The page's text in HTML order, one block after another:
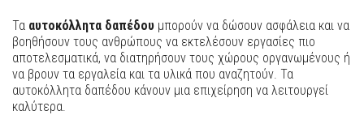
Τα αυτοκόλλητα δαπέδου μπορούν να δώσουν ασφάλεια και να
βοηθήσουν τους ανθρώπους να εκτελέσουν εργασίες πιο
αποτελεσματικά, να διατηρήσουν τους χώρους οργανωμένους ή
να βρουν τα εργαλεία και τα υλικά που αναζητούν. Τα
αυτοκόλλητα δαπέδου κάνουν μια επιχείρηση να λειτουργεί
καλύτερα.